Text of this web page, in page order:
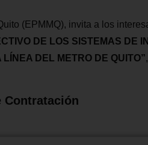
(EPMMQ), invita a los
DE LOS SISTEMAS
LÍNEA DEL METRO DE QUITO”
Contratación